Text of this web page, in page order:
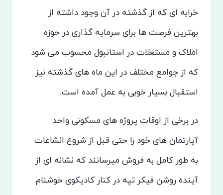
خرابه ای که از گذشته در آن وجود داشته از
بهترین فرصت ها برای سرمایه گذاری در حوزه
املاک و مستغلات در استانبول محسوب می شود
که از جوامع مختلف در این ماه های گذشته نیز
استقبال بسیار خوبی به عمل آمده است.
در برخی از اوقات پروژه های مسکونی واحد
آپارتمان های خود را حتی قبل از شروع انشاعات
به طور کامل به فروش میرسانند که نشانه ای از
آینده روشن فیکر تپه در کنار کادیکوی خوشنام